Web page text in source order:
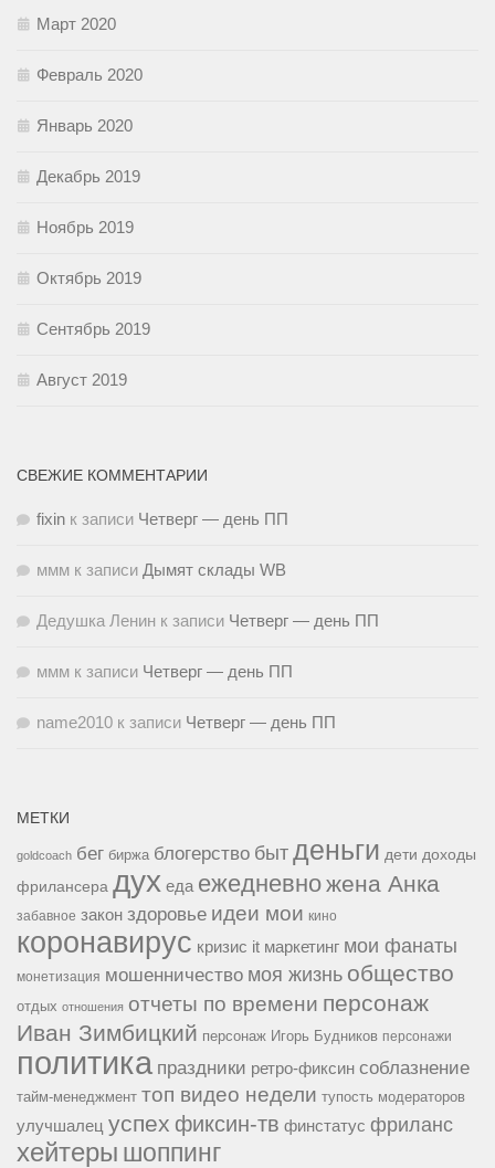
Март 2020
Февраль 2020
Январь 2020
Декабрь 2019
Ноябрь 2019
Октябрь 2019
Сентябрь 2019
Август 2019
СВЕЖИЕ КОММЕНТАРИИ
fixin к записи Четверг — день ПП
ммм к записи Дымят склады WB
Дедушка Ленин к записи Четверг — день ПП
ммм к записи Четверг — день ПП
name2010 к записи Четверг — день ПП
МЕТКИ
goldcoach бег биржа блогерство быт деньги дети доходы
фрилансера дух еда ежедневножена Анка
забавное закон здоровье идеи мои кино
коронавирус кризис it маркетинг мои фанаты
монетизация мошенничество моя жизнь общество
отдых отношения отчеты по времени персонаж
Иван Зимбицкий персонаж Игорь Будников персонажи
политика праздники ретро-фиксин соблазнение
тайм-менеджмент топ видео недели тупость модераторов
улучшалец успех фиксин-тв финстатус фриланс
хейтеры шоппинг